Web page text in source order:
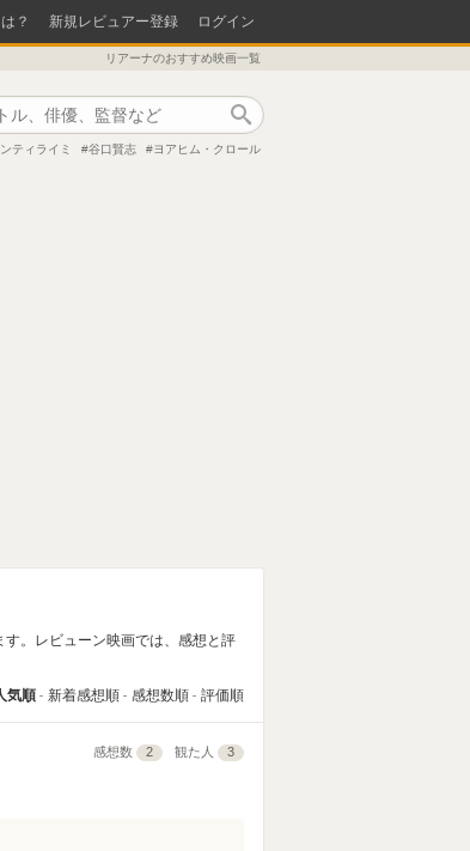
？ 新規レビュアー登録 ログイン
リアーナのおすすめ映画一覧
ティライミ 谷口賢志 ヨアヒム・クロール
。レビューン映画では、感想と評
気順 新着感想順 感想数順 評価順
感想数 2 観た人 3